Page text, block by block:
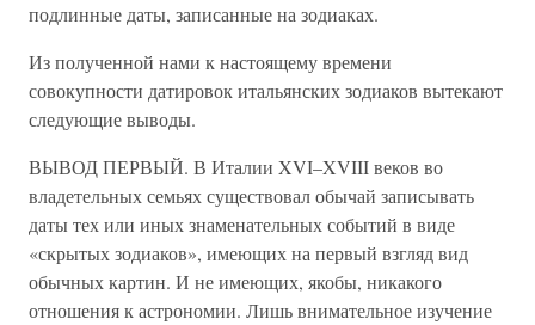
подлинные даты, записанные на зодиаках.
Из полученной нами к настоящему времени
совокупности датировок итальянских зодиаков вытекают
следующие выводы.
ВЫВОД ПЕРВЫЙ. В Италии XVI–XVIII веков во
владетельных семьях существовал обычай записывать
даты тех или иных знаменательных событий в виде
«скрытых зодиаков», имеющих на первый взгляд вид
обычных картин. И не имеющих, якобы, никакого
отношения к астрономии. Лишь внимательное изучение